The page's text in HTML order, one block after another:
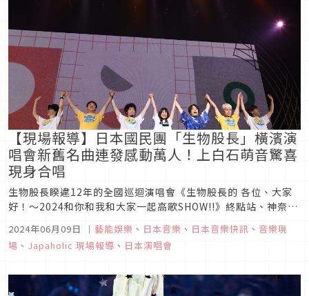
【現場報導】日本國民團「生物股長」橫濱演
唱會新舊名曲連發感動萬人！上白石萌音驚喜
現身合唱
生物股長睽違12年的全國巡迴演唱會《生物股長的 各位、大家
好！～2024和你和我和大家一起高歌SHOW!!》終點站、神奈川
的專輯《〇》為主軸，於2024年2月起，以神奈川縣海老名作為
起點，橫跨19座城市、舉辦20場公演，最後再回歸...
2024年06月09日 ｜ 藝能娛樂 、 日本音樂 、 日本音樂快訊 、 音樂現
場 、 Japaholic 現場報導 、 日本演唱會